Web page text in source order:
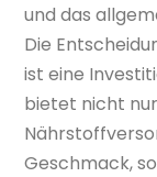
und das
Die
ist eine
bietet nicht
Geschmack,